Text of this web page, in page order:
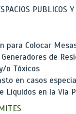
PUBLICOS
para Colocar
de
o Tóxicos
en casos
Líquidos en la Vía